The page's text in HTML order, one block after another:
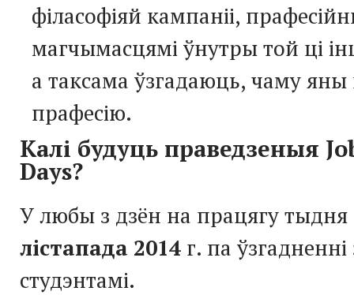
філасофіяй кампаніі,
магчымасцямі ўнутры той ці
а таксама ўзгадаюць, чаму яны
прафесію.
Калі будуць праведзеныя
Days?
У любы з дзён на працягу
лістапада 2014 г. па
студэнтамі.